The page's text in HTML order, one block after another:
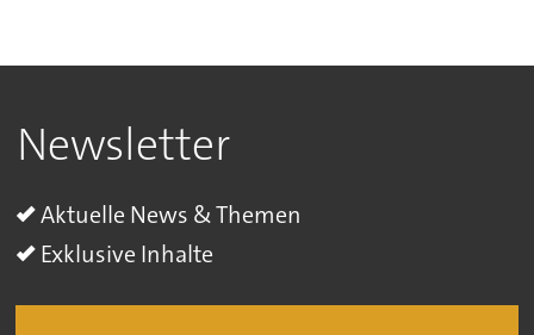
Newsletter
Aktuelle News & Themen
Exklusive Inhalte